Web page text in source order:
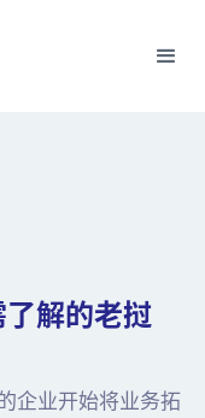
解的老挝
企业开始将业务拓